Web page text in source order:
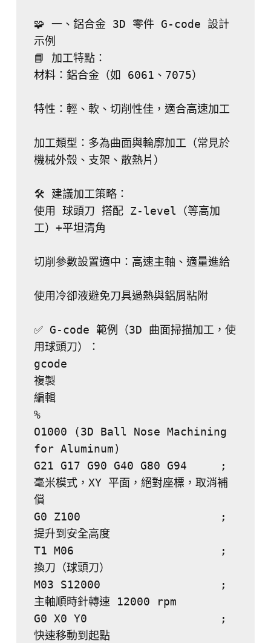
🧩 一、鋁合金 3D 零件 G-code 設計
示例
📘 加工特點：
材料：鋁合金（如 6061、7075）
特性：輕、軟、切削性佳，適合高速加工
加工類型：多為曲面與輪廓加工（常見於
機械外殼、支架、散熱片）
🛠 建議加工策略：
使用 球頭刀 搭配 Z-level（等高加
工）+平坦清角
切削參數設置適中：高速主軸、適量進給
使用冷卻液避免刀具過熱與鋁屑粘附
✅ G-code 範例（3D 曲面掃描加工，使
用球頭刀）：
gcode
複製
編輯
%
O1000 (3D Ball Nose Machining
for Aluminum)
G21 G17 G90 G40 G80 G94     ;
毫米模式，XY 平面，絕對座標，取消補
償
G0 Z100                     ;
提升到安全高度
T1 M06                      ;
換刀（球頭刀）
M03 S12000                  ;
主軸順時針轉速 12000 rpm
G0 X0 Y0                    ;
快速移動到起點